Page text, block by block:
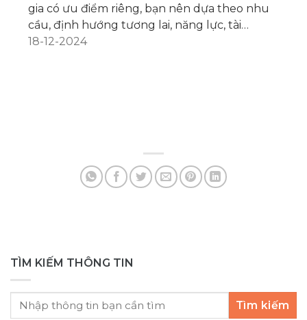
gia có ưu điểm riêng, bạn nên dựa theo nhu
cầu, định hướng tương lai, năng lực, tài
chính... để quyết định phù hợp
18-12-2024
TÌM KIẾM THÔNG TIN
Tìm kiếm